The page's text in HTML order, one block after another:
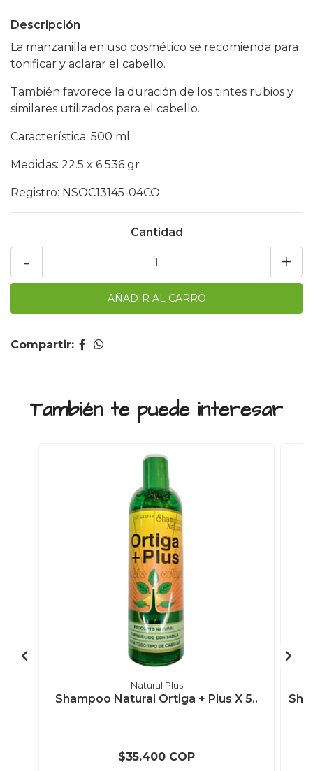
Descripción
La manzanilla en uso cosmético se recomienda para
tonificar y aclarar el cabello.
También favorece la duración de los tintes rubios y
similares utilizados para el cabello.
Característica: 500 ml
Medidas: 22.5 x 6 536 gr
Registro: NSOC13145-04CO
Cantidad
+
-
Compartir:
También te puede interesar
Natural Plus
Shampoo Natural Ortiga + Plus X 5..
$35.400 COP